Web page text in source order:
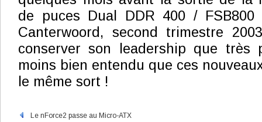
de puces Dual DDR 400 / FSB800
Canterwoord, second trimestre
conserver son leadership que très
moins bien entendu que ces
le même sort !
Le nForce2 passe au Micro-ATX